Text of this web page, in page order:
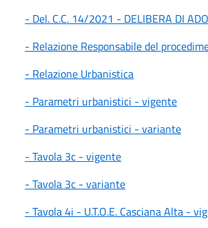
- Del. C.C. 14/2021 - DELIBERA DI
- Relazione Responsabile del
- Relazione Urbanistica
- Parametri urbanistici - vigente
- Parametri urbanistici - variante
- Tavola 3c - vigente
- Tavola 3c - variante
- Tavola 4i - U.T.O.E. Casciana Alta -